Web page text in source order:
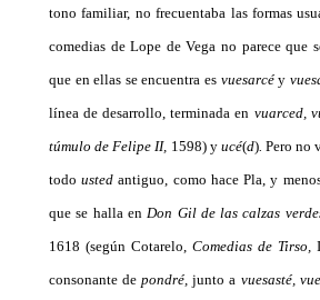
tono familiar, no frecuentaba las formas
comedias de Lope de Vega no parece que
que en ellas se encuentra es vuesarcéy
línea de desarrollo, terminada en vuarced,
túmulo de Felipe II, 1598) y ucé(d).Pero no
todoustedantiguo, como hace Pla, y
que se halla en Don Gil de las calzas
1618 (según Cotarelo, Comedias de Tirso,
consonante depondré,junto a vuesasté,